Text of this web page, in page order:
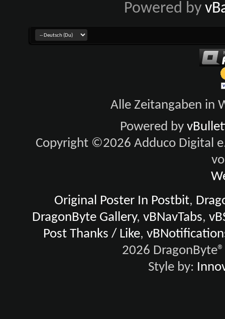
Powered by
Alle Zeitangaben in
Powered by
Copyright ©2026 Adduco Digital
Original Poster In Postbit,
DragonByte Gallery,vBNavTabs,
Post Thanks / Like,
2026
Style by: